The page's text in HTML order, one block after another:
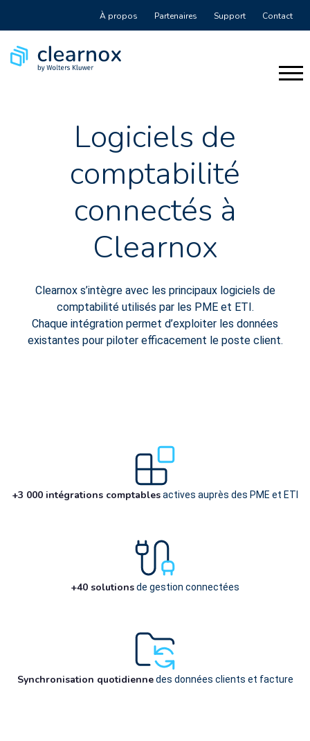
À propos Partenaires Support Contact
Logiciels de
comptabilité
connectés à
Clearnox
Clearnox s’intègre avec les principaux logiciels de
comptabilité utilisés par les PME et ETI.
Chaque intégration permet d’exploiter les données
existantes pour piloter efficacement le poste client.
+3 000 intégrations comptablesactives auprès des PME et ETI
+40 solutionsde gestion connectées
Synchronisation quotidiennedes données clients et facture